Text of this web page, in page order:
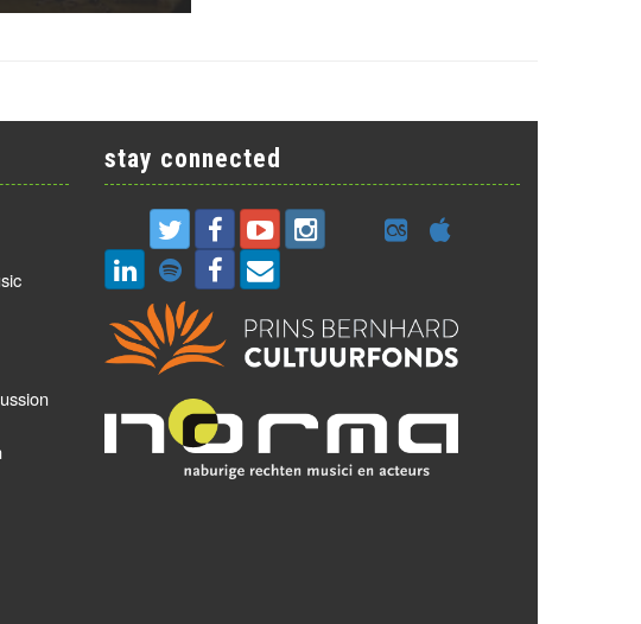
stay connected